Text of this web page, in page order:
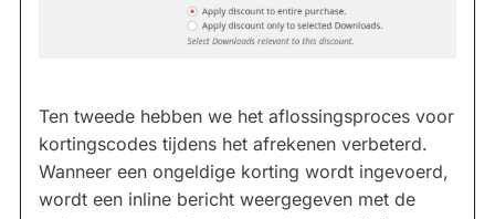
Ten tweede hebben we het aflossingsproces voor
kortingscodes tijdens het afrekenen verbeterd.
Wanneer een ongeldige korting wordt ingevoerd,
wordt een inline bericht weergegeven met de